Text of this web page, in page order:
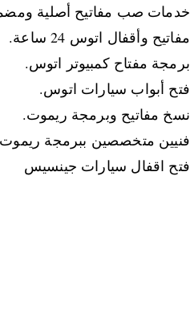
خدمات صب مفاتيح أصلية
مفاتيح وأقفال اتوس 24 ساعة.
برمجة مفتاح كمبيوتر اتوس.
فتح أبواب سيارات اتوس.
نسخ مفاتيح وبرمجة ريموت.
فنيين متخصصين ببرمجة
فتح اقفال سيارات جينسيس